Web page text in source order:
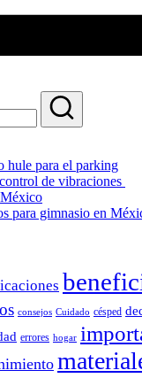
hule para el parking
de vibraciones
para gimnasio en
consejos Cuidado césped
errores hogar